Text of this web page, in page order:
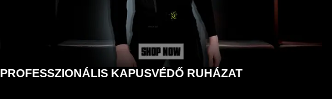
PROFESSZIONÁLIS KAPUSVÉDŐ RUHÁZAT